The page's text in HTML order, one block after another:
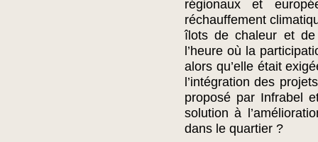
régionaux et
réchauffement
îlots de chaleur et
l’heure où la
alors qu’elle était
l’intégration des
proposé par Infrabel
solution à
dans le quartier ?